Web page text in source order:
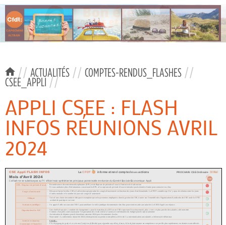
// ACTUALITÉS // COMPTES-RENDUS_FLASHES //
CSEE_APPLI //
APPLI CSEE : FLASH
INFOS RÉUNIONS AVRIL
2024